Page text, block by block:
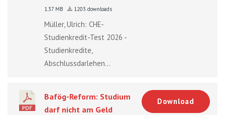
1.37 MB
1203 downloads
Müller, Ulrich: CHE-
Studienkredit-Test 2026 -
Studienkredite,
Abschlussdarlehen...
Bafög-Reform: Studium
darf nicht am Geld
Download